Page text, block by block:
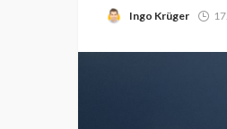
Ingo Krüger